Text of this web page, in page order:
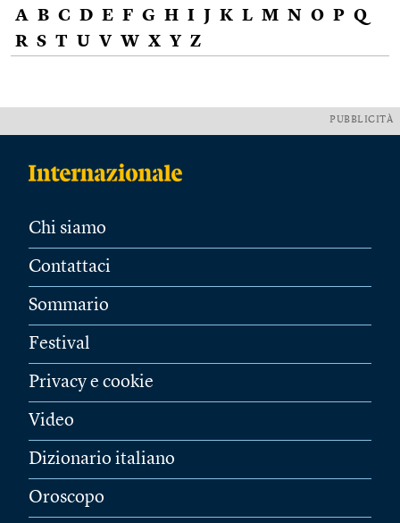
A B C D E F G H I J K L M N O P Q
R S T U V W X Y Z
PUBBLICITÀ
Chi siamo
Contattaci
Sommario
Festival
Privacy e cookie
Video
Dizionario italiano
Oroscopo